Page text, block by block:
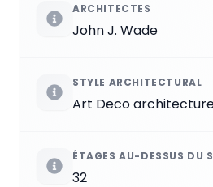
ARCHITECTES
John J. Wade
STYLE ARCHITECTURAL
Art Deco
ÉTAGES AU-DESSUS DU
32